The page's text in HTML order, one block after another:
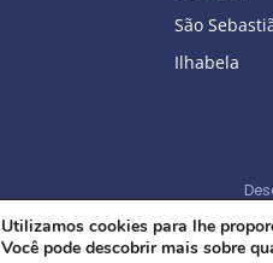
São
Ilhabela
Utilizamos cookies para lhe
Você pode descobrir mais sobre